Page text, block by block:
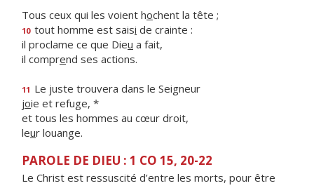
Tous ceux qui les voient hochent la tête ;
10 tout homme est saisi de crainte :
il proclame ce que Dieu a fait,
il comprend ses actions.
11 Le juste trouvera dans le Seigneur
joie et refuge, *
et tous les hommes au cœur droit,
leur louange.
PAROLE DE DIEU : 1 CO 15, 20-22
Le Christ est ressuscité d’entre les morts, pour être